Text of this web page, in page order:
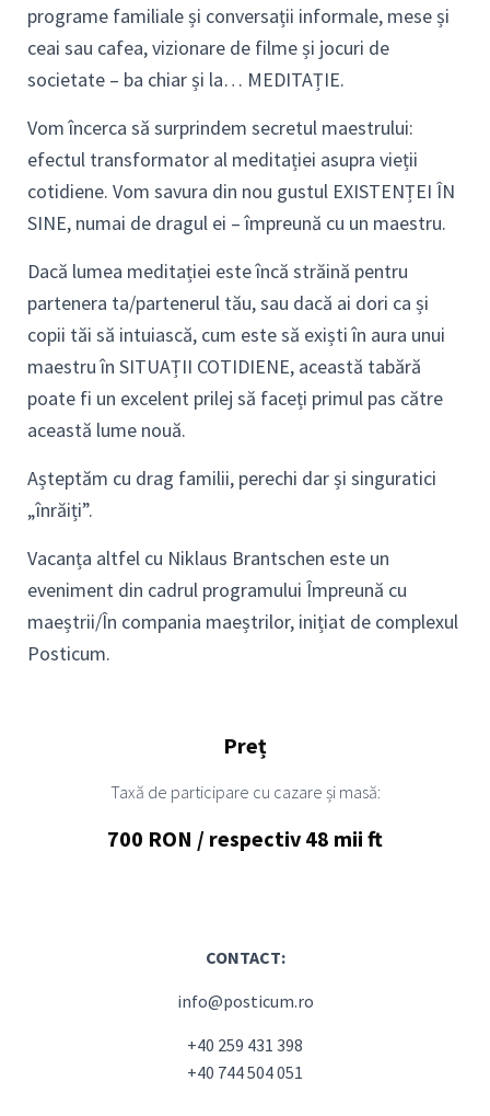
programe familiale și conversații informale, mese și
ceai sau cafea, vizionare de filme și jocuri de
societate – ba chiar și la… MEDITAȚIE.
Vom încerca să surprindem secretul maestrului:
efectul transformator al meditației asupra vieții
cotidiene. Vom savura din nou gustul EXISTENȚEI ÎN
SINE, numai de dragul ei – împreună cu un maestru.
Dacă lumea meditației este încă străină pentru
partenera ta/partenerul tău, sau dacă ai dori ca și
copii tăi să intuiască, cum este să exiști în aura unui
maestru în SITUAȚII COTIDIENE, această tabără
poate fi un excelent prilej să faceți primul pas către
această lume nouă.
Așteptăm cu drag familii, perechi dar și singuratici
„înrăiți”.
Vacanța altfel cu Niklaus Brantschen este un
eveniment din cadrul programului Împreună cu
maeștrii/În compania maeștrilor, inițiat de complexul
Posticum.
Preț
Taxă de participare cu cazare și masă:
700 RON / respectiv 48 mii ft
CONTACT:
info@posticum.ro
+40 259 431 398
+40 744 504 051